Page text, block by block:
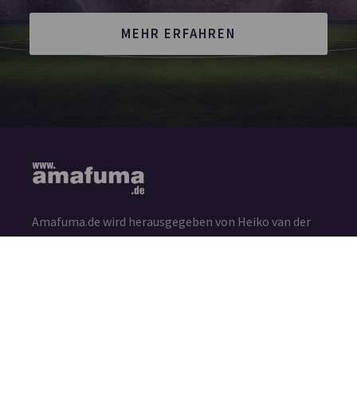
MEHR ERFAHREN
Amafuma.de wird herausgegeben von Heiko van der